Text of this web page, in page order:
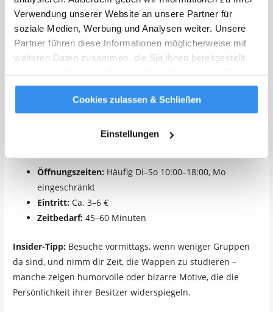
Verwendung unserer Website an unsere Partner für
soziale Medien, Werbung und Analysen weiter. Unsere
Partner führen diese Informationen möglicherweise mit
weiteren Daten zusammen, die Sie ihnen bereitgestellt
gesammelt haben.Weitere Infos
Cookies zulassen & Schließen
Einstellungen
Statue des Heiligen Apollonia, der Schutzpatronin der
Zahnmedizin, umgeben von zwei muskulösen „Spellati“ –
gehäuteten Figuren, die die menschliche Anatomie
demonstrieren.
von Wappen bedeckt – jedes repräsentiert einen Professor
oder eine studentische Vereinigung, die hier seit dem
Mittelalter gelehrt oder studiert hat. Es ist ein visuelles
Öffnungszeiten: Häufig Di–So 10:00–18:00, Mo
eingeschränkt
Eintritt:Ca. 3–6 €
Zeitbedarf:45–60 Minuten
Insider-Tipp:Besuche vormittags, wenn weniger Gruppen
da sind, und nimm dir Zeit, die Wappen zu studieren –
manche zeigen humorvolle oder bizarre Motive, die die
Persönlichkeit ihrer Besitzer widerspiegeln.